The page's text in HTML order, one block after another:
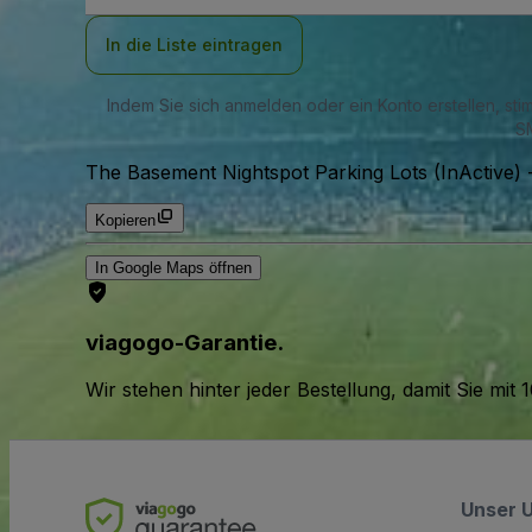
In die Liste eintragen
Indem Sie sich anmelden oder ein Konto erstellen,
The Basement Nightspot Parking Lots (InActive)
Kopieren
In Google Maps öffnen
viagogo-Garantie.
Wir stehen hinter jeder Bestellung, damit Sie
Unser